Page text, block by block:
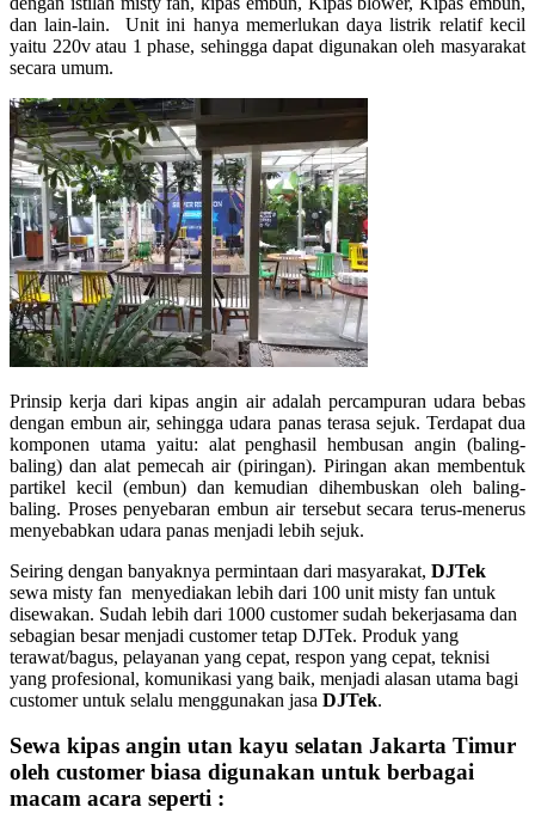
dan lain-lain. Unit ini hanya memerlukan daya listrik relatif kecil
yaitu 220v atau 1 phase, sehingga dapat digunakan oleh masyarakat
secara umum.
Prinsip kerja dari kipas angin air adalah percampuran udara bebas
dengan embun air, sehingga udara panas terasa sejuk. Terdapat dua
komponen utama yaitu: alat penghasil hembusan angin (baling-
baling) dan alat pemecah air (piringan). Piringan akan membentuk
partikel kecil (embun) dan kemudian dihembuskan oleh baling-
baling. Proses penyebaran embun air tersebut secara terus-menerus
menyebabkan udara panas menjadi lebih sejuk.
Seiring dengan banyaknya permintaan dari masyarakat, DJTek
sewa misty fan menyediakan lebih dari 100 unit misty fan untuk
disewakan. Sudah lebih dari 1000 customer sudah bekerjasama dan
sebagian besar menjadi customer tetap DJTek. Produk yang
terawat/bagus, pelayanan yang cepat, respon yang cepat, teknisi
yang profesional, komunikasi yang baik, menjadi alasan utama bagi
customer untuk selalu menggunakan jasa DJTek.
Sewa kipas angin utan kayu selatan Jakarta Timur
oleh customer biasa digunakan untuk berbagai
macam acara seperti :